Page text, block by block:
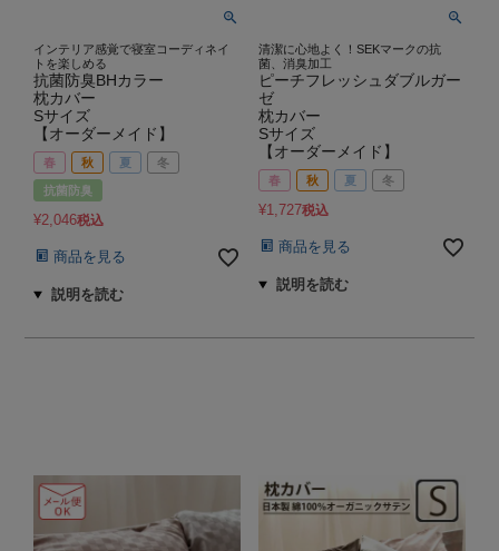
インテリア感覚で寝室コーディネイ
トを楽しめる
抗菌防臭BHカラー
枕カバー
Sサイズ
【オーダーメイド】
春 秋 夏 冬
抗菌防臭
¥2,046税込
商品を見る
清潔に心地よく！SEKマークの抗
菌、消臭加工
ピーチフレッシュダブルガー
ゼ
枕カバー
Sサイズ
【オーダーメイド】
春 秋 夏 冬
¥1,727税込
商品を見る